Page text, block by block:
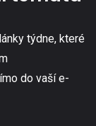
týdne, které
do vaší e-